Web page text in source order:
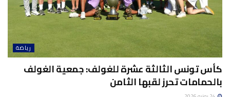
رياضة
كأس تونس الثالثة عشرة للغولف: جمعية الغولف
بالحمامات تحرز لقبها الثامن